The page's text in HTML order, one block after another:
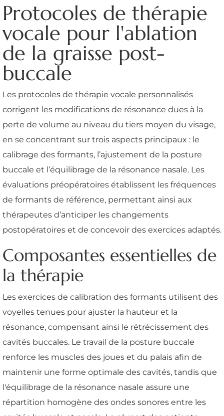
Protocoles de thérapie
vocale pour l'ablation
de la graisse post-
buccale
Les protocoles de thérapie vocale personnalisés
corrigent les modifications de résonance dues à la
perte de volume au niveau du tiers moyen du visage,
en se concentrant sur trois aspects principaux : le
calibrage des formants, l’ajustement de la posture
buccale et l’équilibrage de la résonance nasale. Les
évaluations préopératoires établissent les fréquences
de formants de référence, permettant ainsi aux
thérapeutes d’anticiper les changements
postopératoires et de concevoir des exercices adaptés.
Composantes essentielles de
la thérapie
Les exercices de calibration des formants utilisent des
voyelles tenues pour ajuster la hauteur et la
résonance, compensant ainsi le rétrécissement des
cavités buccales. Le travail de la posture buccale
renforce les muscles des joues et du palais afin de
maintenir une forme optimale des cavités, tandis que
l'équilibrage de la résonance nasale assure une
répartition homogène des ondes sonores entre les